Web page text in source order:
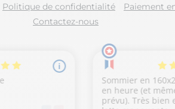
Politique de confidentialité Paiement
Contactez-nous